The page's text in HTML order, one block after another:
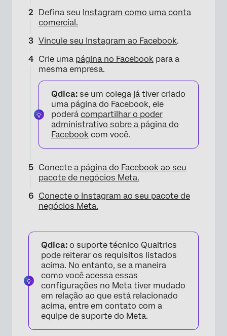
Defina seu Instagram como uma conta
comercial.
Vincule seu Instagram ao Facebook.
Crie uma página no Facebook para a
mesma empresa.
Qdica: se um colega já tiver criado
uma página do Facebook, ele
poderá compartilhar o poder
administrativo sobre a página do
Facebook com você.
Conecte a página do Facebook ao seu
pacote de negócios Meta.
Conecte o Instagram ao seu pacote de
negócios Meta.
Qdica: o suporte técnico Qualtrics
pode reiterar os requisitos listados
acima. No entanto, se a maneira
como você acessa essas
configurações no Meta tiver mudado
em relação ao que está relacionado
acima, entre em contato com a
equipe de suporte do Meta.